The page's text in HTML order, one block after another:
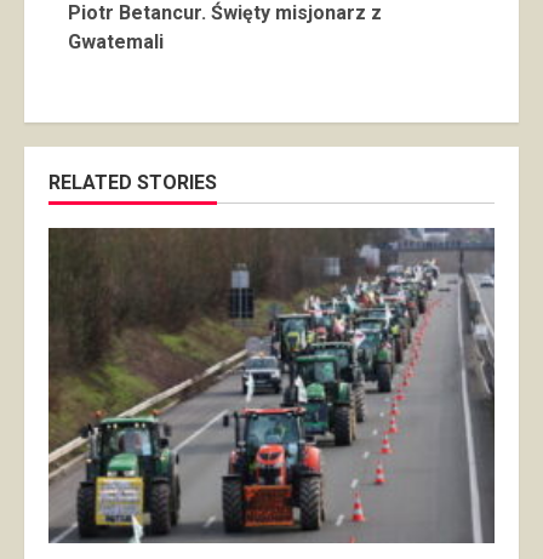
Piotr Betancur. Święty misjonarz z
Gwatemali
RELATED STORIES